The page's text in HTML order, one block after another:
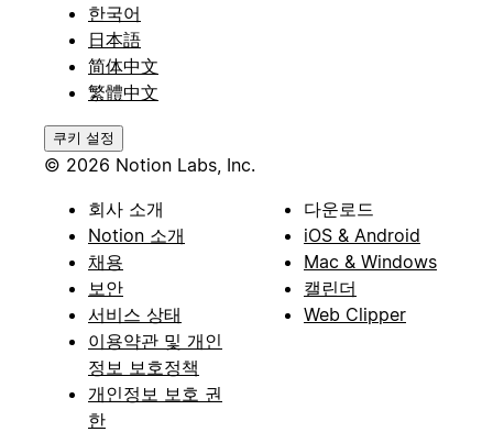
한국어
日本語
简体中文
繁體中文
쿠키 설정
© 2026 Notion Labs, Inc.
회사 소개
Notion 소개
채용
보안
서비스 상태
이용약관 및 개인
정보 보호정책
개인정보 보호 권
한
다운로드
iOS & Android
Mac & Windows
캘린더
Web Clipper